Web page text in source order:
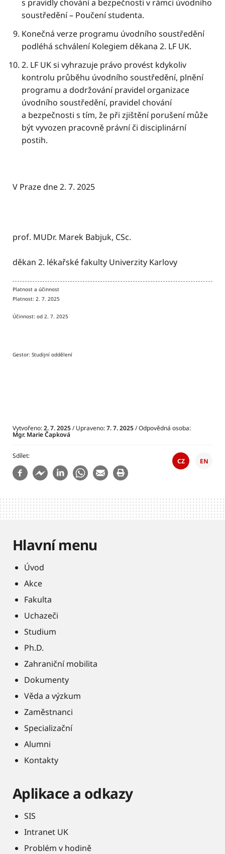
s pravidly chování a bezpečnosti v rámci úvodního
soustředění – Poučení studenta.
Konečná verze programu úvodního soustředění
podléhá schválení Kolegiem děkana 2. LF UK.
2. LF UK si vyhrazuje právo provést kdykoliv
kontrolu průběhu úvodního soustředění, plnění
programu a dodržování pravidel organizace
úvodního soustředění, pravidel chování
a bezpečnosti s tím, že při zjištění porušení může
být vyvozen pracovně právní či disciplinární
postih.
V Praze dne 2. 7. 2025
prof. MUDr. Marek Babjuk, CSc.
děkan 2. lékařské fakulty Univerzity Karlovy
Platnost a účinnost
Platnost: 2. 7. 2025
Účinnost: od 2. 7. 2025
Gestor: Studijní oddělení
Vytvořeno:2. 7. 2025/ Upraveno:7. 7. 2025/ Odpovědná osoba:
Mgr. Marie Čapková
Sdílet
CZ EN
Hlavní menu
Úvod
Akce
Fakulta
Uchazeči
Studium
Ph.D.
Zahraniční mobilita
Dokumenty
Věda a výzkum
Zaměstnanci
Specializační
Alumni
Kontakty
Aplikace a odkazy
SIS
Intranet UK
Problém v hodině